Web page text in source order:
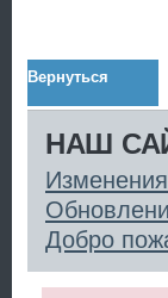
Вернуться
НАШ
Добро